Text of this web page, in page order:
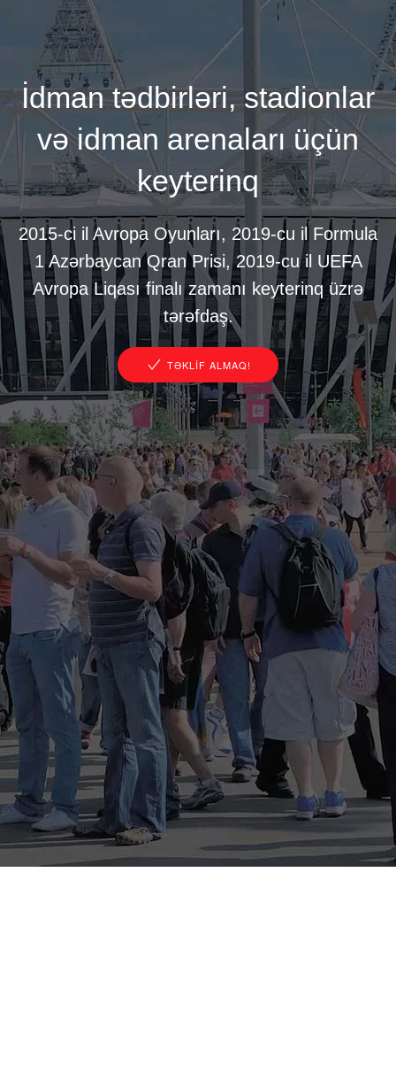
İdman tədbirləri, stadionlar
və idman arenaları üçün
keyterinq
2015-ci il Avropa Oyunları, 2019-cu il Formula
1 Azərbaycan Qran Prisi, 2019-cu il UEFA
Avropa Liqası finalı zamanı keyterinq üzrə
tərəfdaş.
TƏKLIF ALMAQ!